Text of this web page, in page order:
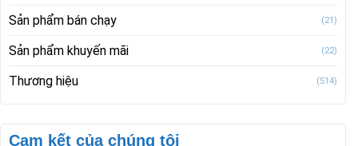
Sản phẩm bán chạy (21)
Sản phẩm khuyến mãi (22)
Thương hiệu (514)
Cam kết của chúng tôi